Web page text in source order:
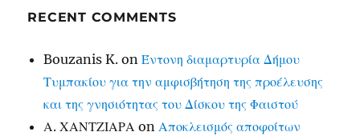
RECENT COMMENTS
Bouzanis K. onΈντονη διαμαρτυρία Δήμου
Τυμπακίου για την αμφισβήτηση της προέλευσης
και της γνησιότητας του Δίσκου της Φαιστού
Α. ΧΑΝΤΖΙΑΡΑ onΑποκλεισμός αποφοίτων